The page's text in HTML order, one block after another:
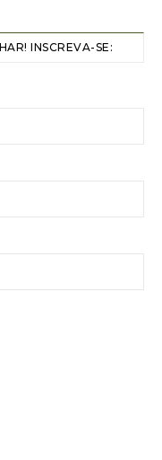
INSCREVA-SE: